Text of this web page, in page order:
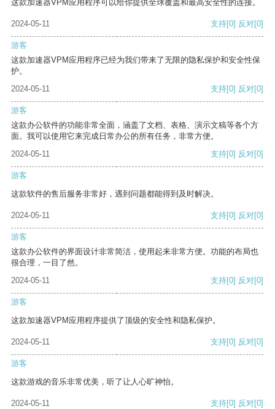
这款加速器VPM应用程序可以给你提供全球覆盖和最高安全性的连接。
2024-05-11 支持[0] 反对[0]
游客
这款加速器VPM应用程序已经为我们带来了无限的隐私保护和安全性保
护。
2024-05-11
支持[0] 反对[0]
游客
这款办公软件的功能非常全面，涵盖了文档、表格、演示文稿等各个方
面。我可以使用它来完成日常办公的所有任务，非常方便。
2024-05-11
支持[0] 反对[0]
游客
这款软件的售后服务非常好，遇到问题都能得到及时解决。
2024-05-11 支持[0] 反对[0]
游客
这款办公软件的界面设计非常简洁，使用起来非常方便。功能的布局也
很合理，一目了然。
2024-05-11
支持[0] 反对[0]
游客
这款加速器VPM应用程序提供了顶级的安全性和隐私保护。
2024-05-11 支持[0] 反对[0]
游客
这款游戏的音乐非常优美，听了让人心旷神怡。
2024-05-11 支持[0] 反对[0]